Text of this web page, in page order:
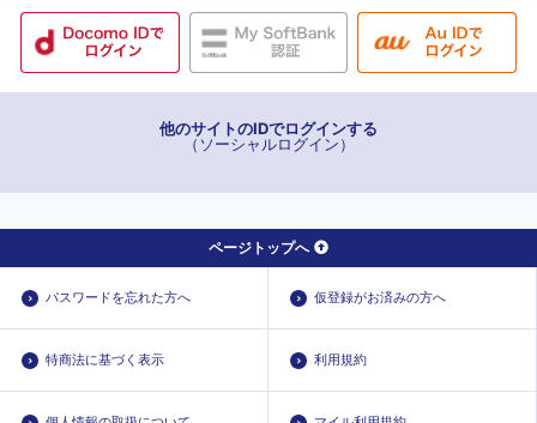
他のサイトのIDでログインする
（ソーシャルログイン）
ページトップへ
パスワードを忘れた方へ 仮登録がお済みの方へ
特商法に基づく表示 利用規約